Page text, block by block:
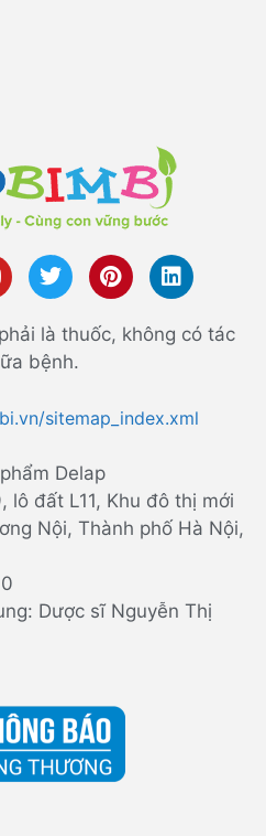
là thuốc, không có tác
bệnh.
sitemap_index.xml
Delap
đất L11, Khu đô thị mới
Nội, Thành phố Hà Nội,
Dược sĩ Nguyễn Thị